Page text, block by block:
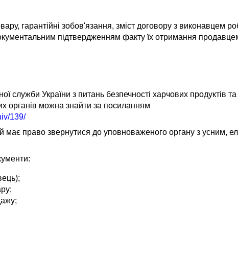
гарантійні зобов'язання, зміст договору з виконавцем
підтвердженням факту їх отримання
служби України з питань безпечності харчових продуктів та
органів можна знайти за посиланням
139/
право звернутися до уповноваженого органу з усним,